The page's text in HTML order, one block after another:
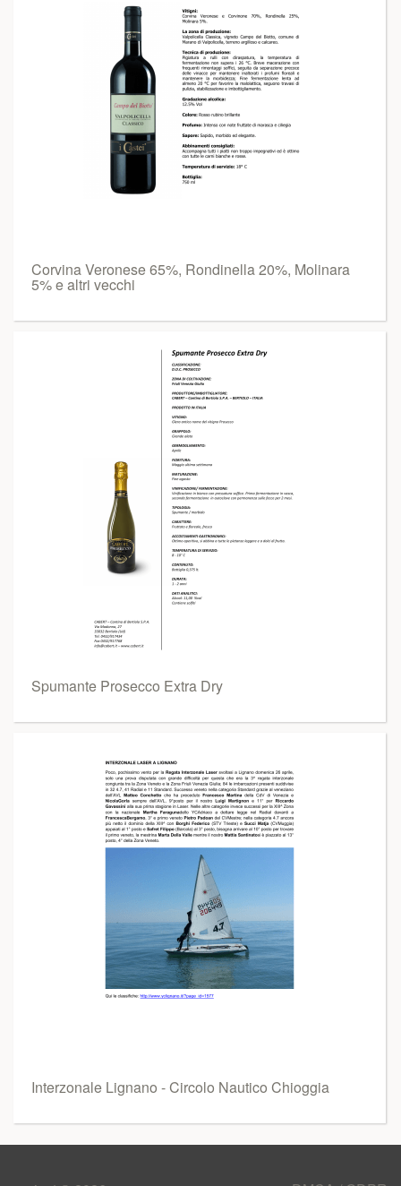
Corvina Veronese 65%, Rondinella 20%, Molinara
5% e altri vecchi
Spumante Prosecco Extra Dry
Interzonale Lignano - Circolo Nautico Chioggia